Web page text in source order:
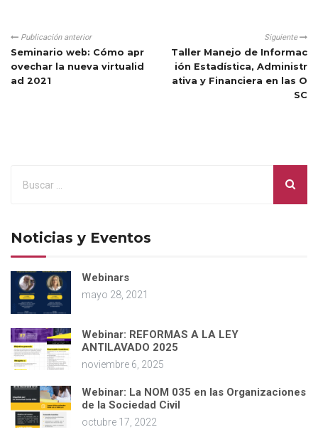
Publicación anterior
Seminario web: Cómo apr
ovechar la nueva virtualid
ad 2021
Siguiente
Taller Manejo de Informac
ión Estadística, Administr
ativa y Financiera en las O
SC
Noticias y Eventos
Webinars
mayo 28, 2021
Webinar: REFORMAS A LA LEY
ANTILAVADO 2025
noviembre 6, 2025
Webinar: La NOM 035 en las Organizaciones
de la Sociedad Civil
octubre 17, 2022